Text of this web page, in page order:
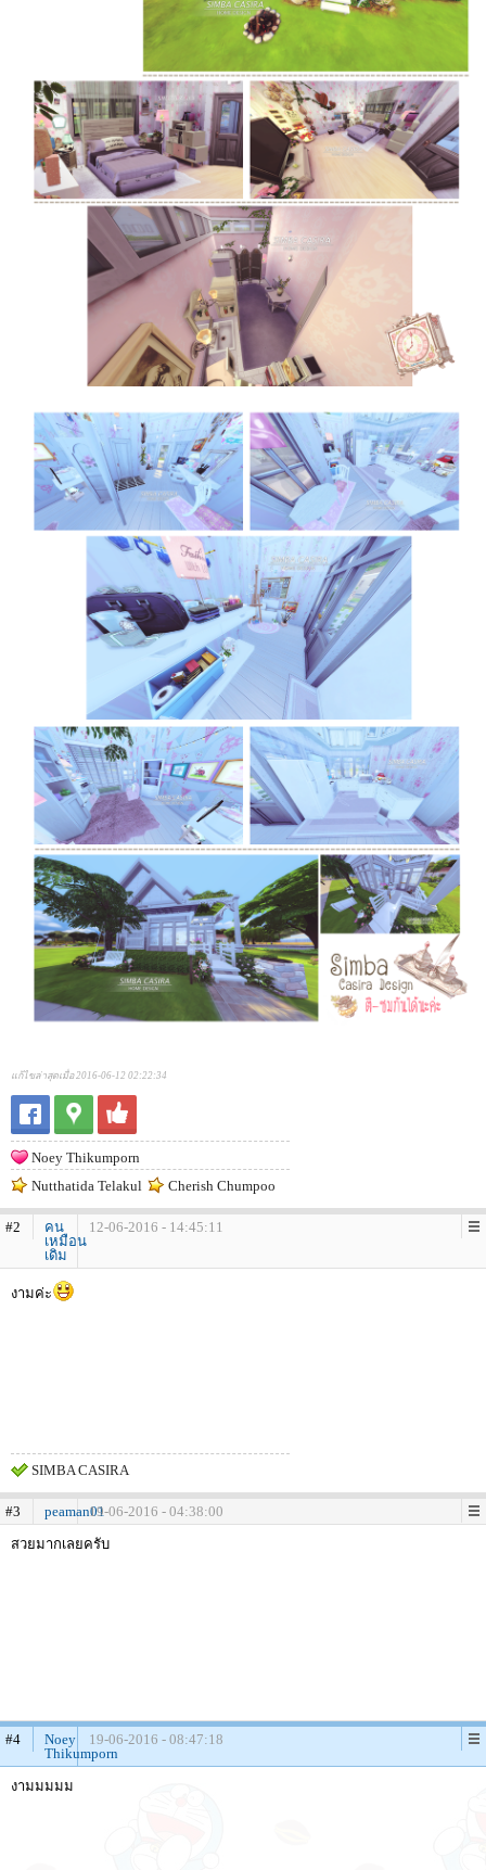
แก้ไขล่าสุดเมื่อ 2016-06-12 02:22:34
Noey Thikumporn
Nutthatida Telakul
Cherish Chumpoo
#2
คน
เหมือน
เดิม
12-06-2016 - 14:45:11
งามค่ะ
SIMBA CASIRA
#3 peaman0119-06-2016 - 04:38:00
สวยมากเลยครับ
#4
Noey
Thikumporn
19-06-2016 - 08:47:18
งามมมมม